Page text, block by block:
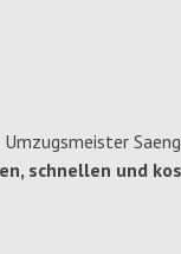
Umzugsmeister
schnellen und